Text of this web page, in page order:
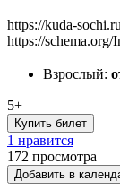
https://kuda-
https://schema.org/
Взрослый:
5+
Купить билет
1 нравится
172 просмотра
Добавить в